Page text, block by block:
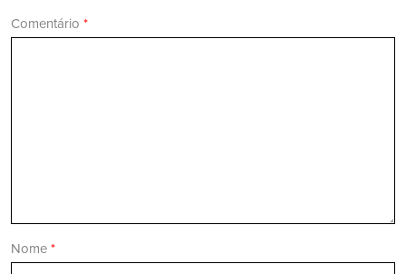
Comentário *
Nome *